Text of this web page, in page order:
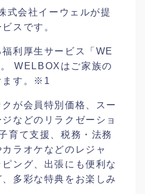
式会社イーウェルが提
スです。
利厚生サービス「WE
WELBOXはご家族の
ます。※1
が会員特別価格、スー
などのリラクゼーショ
育て支援、税務・法務
ラオケなどのレジャ
ング、出張にも便利な
多彩な特典をお楽しみ